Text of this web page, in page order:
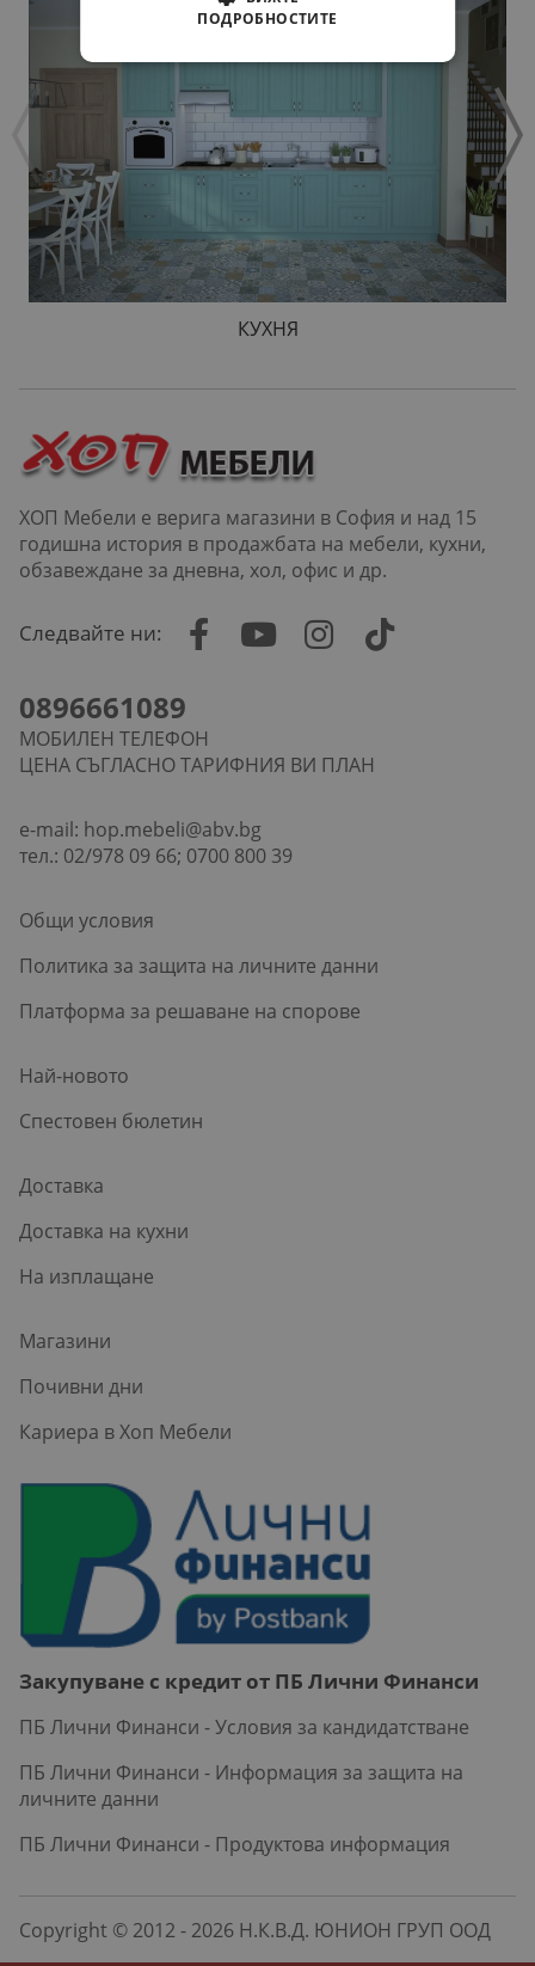
КУХНЯ
ХОП Мебели е верига магазини в София и над 15
годишна история в продажбата на мебели, кухни,
обзавеждане за дневна, хол, офис и др.
Следвайте ни:
0896661089
МОБИЛЕН ТЕЛЕФОН
ЦЕНА СЪГЛАСНО ТАРИФНИЯ ВИ ПЛАН
e-mail: hop.mebeli@abv.bg
тел.: 02/978 09 66; 0700 800 39
Общи условия
Политика за защита на личните данни
Платформа за решаване на спорове
Най-новото
Спестовен бюлетин
Доставка
Доставка на кухни
На изплащане
Магазини
Почивни дни
Кариера в Хоп Мебели
Закупуване с кредит от ПБ Лични Финанси
ПБ Лични Финанси - Условия за кандидатстване
ПБ Лични Финанси - Информация за защита на
личните данни
ПБ Лични Финанси - Продуктова информация
Copyright © 2012 - 2026 Н.К.В.Д. ЮНИОН ГРУП ООД
ПОДРОБНОСТИТЕ